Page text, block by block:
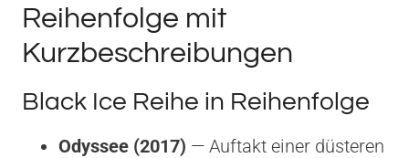
Reihenfolge mit
Kurzbeschreibungen
Black Ice Reihe in Reihenfolge
Odyssee (2017) — Auftakt einer düsteren